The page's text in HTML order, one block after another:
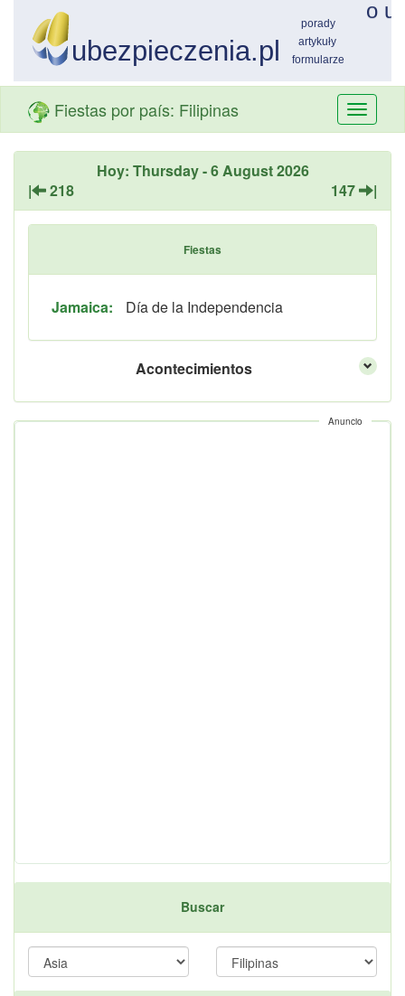
Fiestas por país: Filipinas
Hoy: Thursday - 6 August 2026
|
218 147 |
Fiestas
Jamaica: Día de la Independencia
Acontecimientos
Anuncio
Buscar